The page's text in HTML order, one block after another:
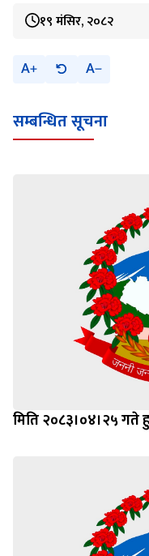
१९ मंसिर, २०८२
A A
सम्बन्धित सूचना
मिति २०८३।०४।२५